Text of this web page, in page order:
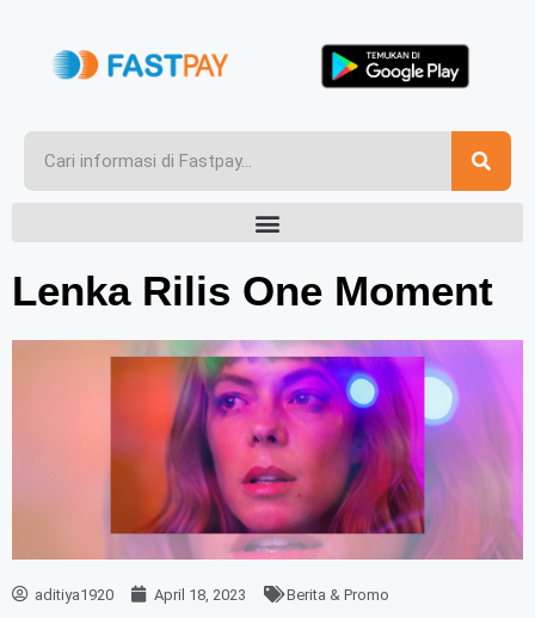
Lenka Rilis One Moment
aditiya1920 April 18, 2023 Berita & Promo